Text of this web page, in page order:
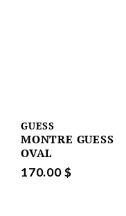
GUESS
MONTRE GUESS
OVAL
170.00 $